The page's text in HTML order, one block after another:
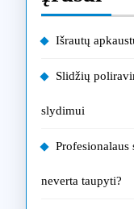
Išrautų
Slidžių
slydimui
neverta taupyti?